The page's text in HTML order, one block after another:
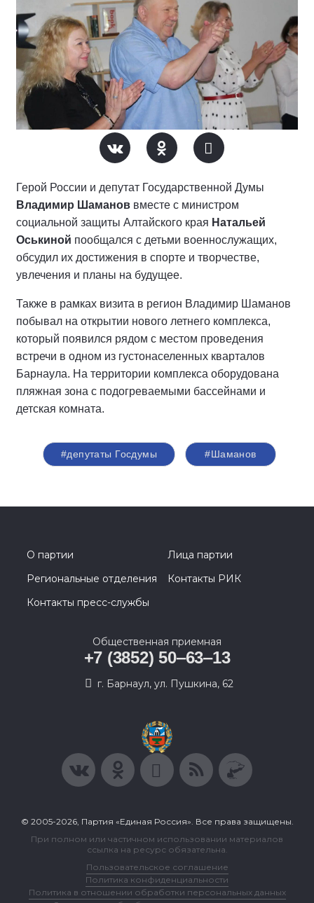
Герой России и депутат Государственной Думы
Владимир Шаманов вместе с министром
социальной защиты Алтайского края Натальей
Оськиной пообщался с детьми военнослужащих,
обсудил их достижения в спорте и творчестве,
увлечения и планы на будущее.
Также в рамках визита в регион Владимир Шаманов
побывал на открытии нового летнего комплекса,
который появился рядом с местом проведения
встречи в одном из густонаселенных кварталов
Барнаула. На территории комплекса оборудована
пляжная зона с подогреваемыми бассейнами и
детская комната.
#депутаты Госдумы #Шаманов
О партии
Лица партии
Региональные отделения
Контакты РИК
Контакты пресс-службы
Общественная приемная
+7 (3852) 50‒63‒13
г. Барнаул, ул. Пушкина, 62
© 2005-2026, Партия «Единая Россия». Все права защищены.
При полном или частичном использовании материалов
ссылка на ресурс обязательна.
Пользовательское соглашение
Политика конфиденциальности
Политика в отношении обработки персональных данных